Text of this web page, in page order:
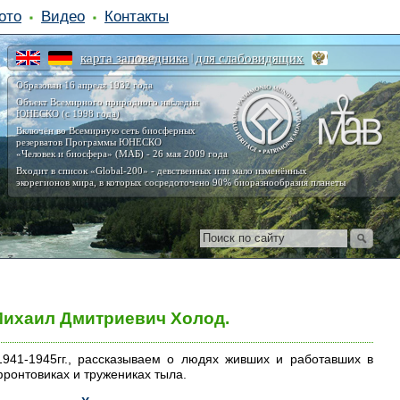
карта заповедника | для слабовидящих
Образован 16 апреля 1932 года
Объект Всемирного природного наследия
ЮНЕСКО (с 1998 года)
Включён во Всемирную сеть биосферных
резерватов Программы ЮНЕСКО
«Человек и биосфера» (МАБ) - 26 мая 2009 года
Входит в список «Global-200» - девственных или мало изменённых
экорегионов мира, в которых сосредоточено 90% биоразнообразия планеты
Видео Контакты
Дмитриевич Холод.
1945гг., рассказываем о людях живших и работавших в
и тружениках тыла.